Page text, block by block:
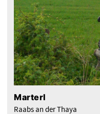
Marterl
Raabs an der Thaya